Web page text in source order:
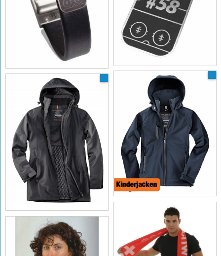
Lederarmband mit
Spielfeld & Nummer
Anhänger mit
Spielfeld & Nummer
SAFARI Softshell Jacket
Kinder navy
OFFICE Parka Jacket
unisex black